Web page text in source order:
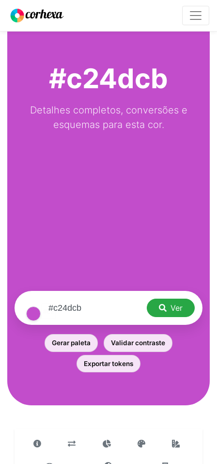
#c24dcb
Detalhes completos, conversões e
esquemas para esta cor.
Ver
Gerar paleta Validar contraste
Exportar tokens